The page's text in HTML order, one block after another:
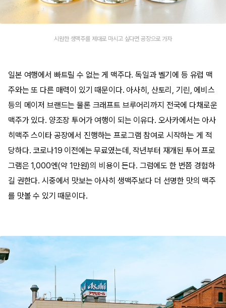
시원한 생맥주를 제대로 마시고 싶다면 공장으로 가자
일본 여행에서 빠트릴 수 없는 게 맥주다. 독일과 벨기에 등 유럽 맥
주와는 또 다른 매력이 있기 때문이다. 아사히, 산토리, 기린, 에비스
등의 메이저 브랜드는 물론 크래프트 브루어리까지 전국에 다채로운
맥주가 있다. 양조장 투어가 여행이 되는 이유다. 오사카에서는 아사
히맥주 스이타 공장에서 진행하는 프로그램 참여로 시작하는 게 적
당하다. 코로나19 이전에는 무료였는데, 작년부터 재개된 투어 프로
그램은 1,000엔(약 1만원)의 비용이 든다. 그럼에도 한 번쯤 경험하
길 권한다. 시중에서 맛보는 아사히 생맥주보다 더 선명한 맛의 맥주
를 맛볼 수 있기 때문이다.